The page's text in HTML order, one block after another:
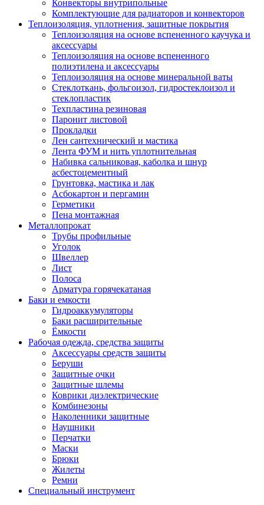
Конвекторы внутрипольные
Комплектующие для радиаторов и конвекторов
Теплоизоляция, уплотнения, защитные покрытия
Теплоизоляция на основе вспененного каучука и
аксессуары
Теплоизоляция на основе вспененного
полиэтилена и аксессуары
Теплоизоляция на основе минеральной ваты
Стеклоткань, фольгоизол, гидростеклоизол и
стеклопластик
Техпластина резиновая
Паронит листовой
Прокладки
Лен сантехнический и мастика
Лента ФУМ и нить уплотнительная
Набивка сальниковая, каболка и шнур
асбестоцементный
Грунтовка, мастика и лак
Асбокартон и пергамин
Герметики
Пена монтажная
Металлопрокат
Трубы профильные
Уголок
Швеллер
Лист
Полоса
Арматура горячекатаная
Баки и емкости
Гидроаккумуляторы
Баки расширительные
Ёмкости
Рабочая одежда, средства защиты
Аксессуары средств защиты
Беруши
Защитные очки
Защитные шлемы
Коврики диэлектрические
Комбинезоны
Наколенники защитные
Наушники
Перчатки
Маски
Брюки
Жилеты
Ремни
Специальный инструмент